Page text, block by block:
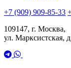
+7 (909) 909-85-33
109147, г. Москва,
ул. Марксистская,